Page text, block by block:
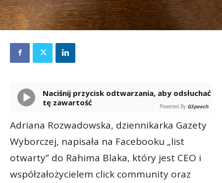
Naciśnij przycisk odtwarzania, aby odsłuchać
tę zawartość
Powered By GSpeech
Adriana Rozwadowska, dziennikarka Gazety
Wyborczej, napisała na Facebooku „list
otwarty” do Rahima Blaka, który jest CEO i
współzałożycielem click community oraz